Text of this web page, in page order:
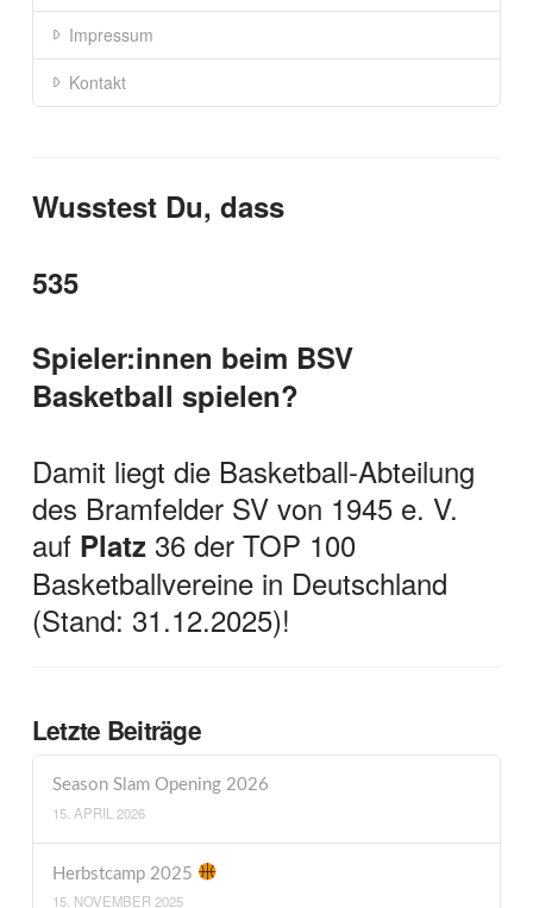
Impressum
Kontakt
Wusstest Du, dass
535
Spieler:innen beim BSV
Basketball spielen?
Damit liegt die Basketball-Abteilung
des Bramfelder SV von 1945 e. V.
auf Platz 36 der TOP 100
Basketballvereine in Deutschland
(Stand: 31.12.2025)!
Letzte Beiträge
Season Slam Opening 2026
15. APRIL 2026
Herbstcamp 2025
15. NOVEMBER 2025